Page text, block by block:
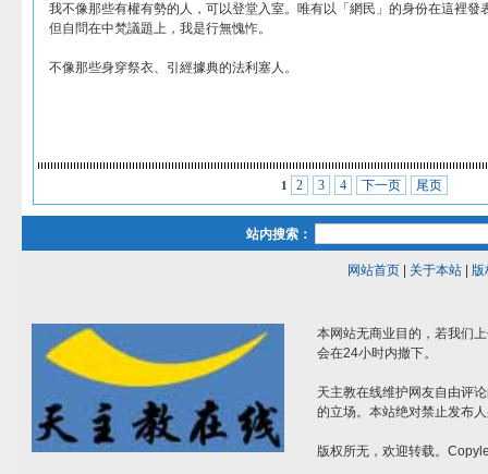
我不像那些有權有勢的人，可以登堂入室。唯有以「網民」的身份在這裡發
但自問在中梵議題上，我是行無愧怍。
不像那些身穿祭衣、引經據典的法利塞人。
1 2 3 4 下一页 尾页
站内搜索：
网站首页| 关于本站| 版
本网站无商业目的，若我们
会在24小时内撤下。
天主教在线维护网友自由评
的立场。本站绝对禁止发布
版权所无，欢迎转载。